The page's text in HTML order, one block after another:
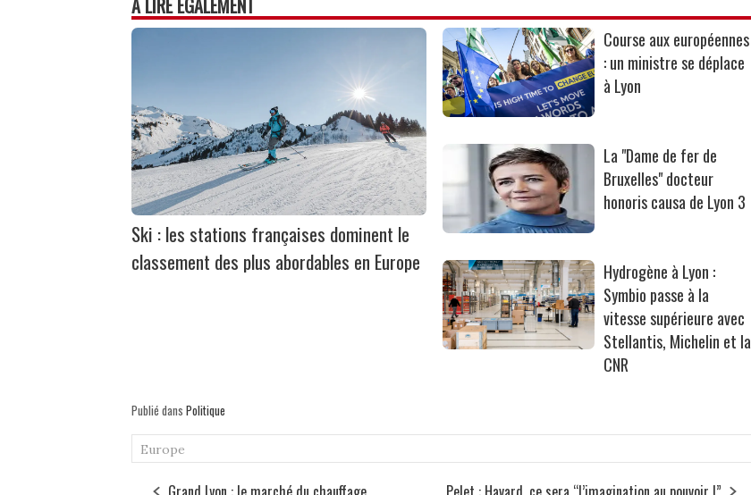
À LIRE ÉGALEMENT
Ski : les stations françaises dominent le
classement des plus abordables en Europe
Course aux européennes
: un ministre se déplace
à Lyon
La "Dame de fer de
Bruxelles" docteur
honoris causa de Lyon 3
Hydrogène à Lyon :
Symbio passe à la
vitesse supérieure avec
Stellantis, Michelin et la
CNR
Publié dans Politique
Europe